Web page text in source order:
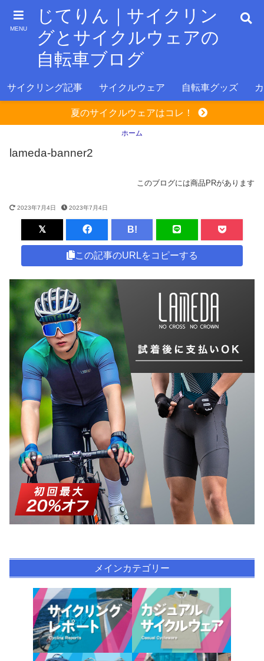
MENU
じてりん｜サイクリン
グとサイクルウェアの
自転車ブログ
サイクリング記事 サイクルウェア 自転車グッズ
夏のサイクルウェアはコレ！
ホーム
lameda-banner2
2023年7月4日 2023年7月4日
このブログには商品PRがあります
B!
この記事のURLをコピーする
メインカテゴリー